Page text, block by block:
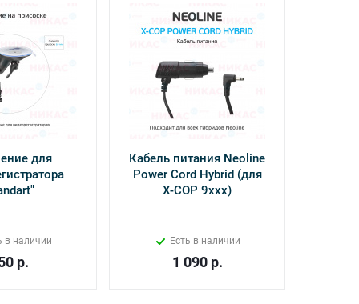
для
в наличии
р.
Кабель питания Neoline
Power Cord Hybrid (для
Х-СОР 9ххх)
Есть в наличии
1 090р.